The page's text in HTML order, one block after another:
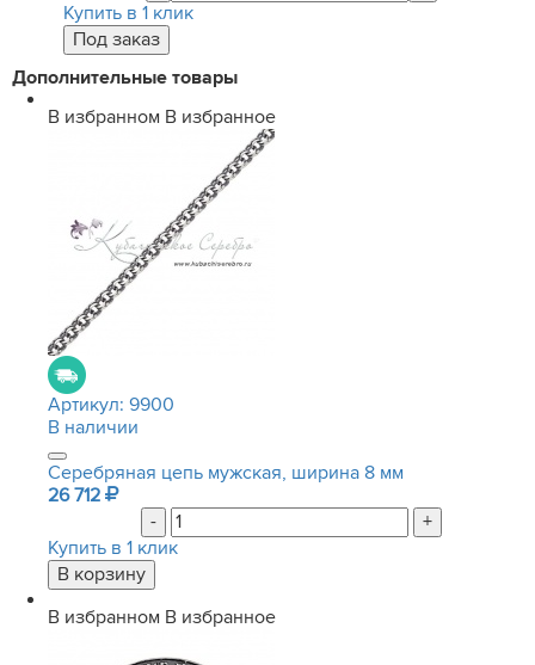
Купить в 1 клик
Дополнительные товары
В избранном В избранное
Артикул: 9900
В наличии
Серебряная цепь мужская, ширина 8 мм
26 712
-
+
Купить в 1 клик
В избранном В избранное